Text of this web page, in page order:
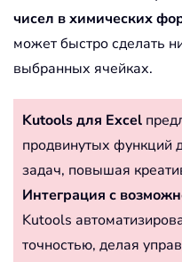
чисел в химических
может быстро сделать
выбранных ячейках.
Kutools для Excel
продвинутых функций
задач, повышая
Интеграция с
Kutools
точностью, делая